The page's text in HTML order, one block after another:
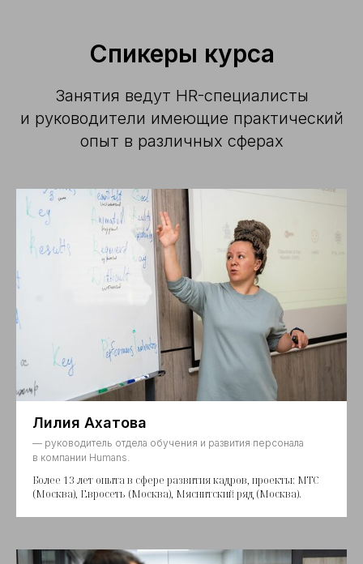
Спикеры курса
Занятия ведут HR-специалисты
и руководители имеющие практический
опыт в различных сферах
Лилия Ахатова
— руководитель отдела обучения и развития персонала
в компании Humans.
Более 13 лет опыта в сфере развития кадров, проекты: MTC
(Москва), Евросеть (Москва), Мяснитский ряд (Москва).